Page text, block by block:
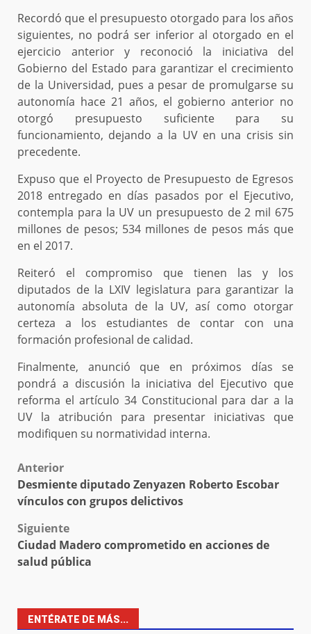
Recordó que el presupuesto otorgado para los años
siguientes, no podrá ser inferior al otorgado en el
ejercicio anterior y reconoció la iniciativa del
Gobierno del Estado para garantizar el crecimiento
de la Universidad, pues a pesar de promulgarse su
autonomía hace 21 años, el gobierno anterior no
otorgó presupuesto suficiente para su
funcionamiento, dejando a la UV en una crisis sin
precedente.
Expuso que el Proyecto de Presupuesto de Egresos
2018 entregado en días pasados por el Ejecutivo,
contempla para la UV un presupuesto de 2 mil 675
millones de pesos; 534 millones de pesos más que
en el 2017.
Reiteró el compromiso que tienen las y los
diputados de la LXIV legislatura para garantizar la
autonomía absoluta de la UV, así como otorgar
certeza a los estudiantes de contar con una
formación profesional de calidad.
Finalmente, anunció que en próximos días se
pondrá a discusión la iniciativa del Ejecutivo que
reforma el artículo 34 Constitucional para dar a la
UV la atribución para presentar iniciativas que
modifiquen su normatividad interna.
Post
navigation
Anterior
Desmiente diputado Zenyazen Roberto Escobar
vínculos con grupos delictivos
Siguiente
Ciudad Madero comprometido en acciones de
salud pública
ENTÉRATE DE MÁS...